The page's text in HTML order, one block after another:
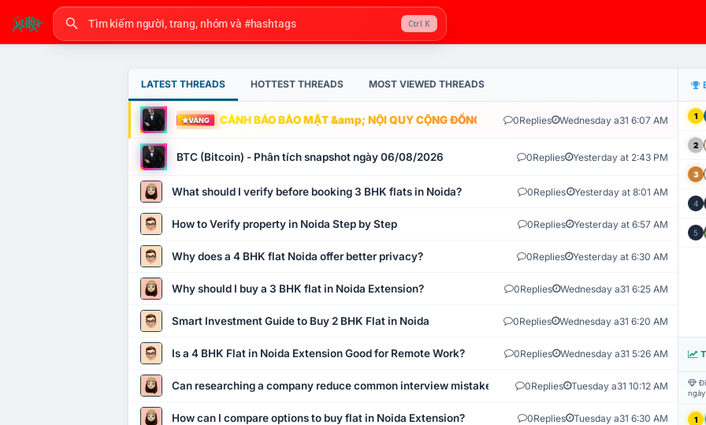
Ctrl K
LATEST THREADS HOTTEST THREADS MOST VIEWED THREADS
VÀNG CẢNH BÁO BẢO MẬT &amp; NỘI QUY CỘNG ĐỒNG VLIKE.VN: HỆ THỐNG GIÁM SÁT TỰ
0Replies Wednesday a31 6:07 AM
BTC (Bitcoin) - Phân tích snapshot ngày 06/08/2026 0Replies Yesterday at 2:43 PM
What should I verify before booking 3 BHK flats in Noida? 0Replies Yesterday at 8:01 AM
How to Verify property in Noida Step by Step 0Replies Yesterday at 6:57 AM
Why does a 4 BHK flat Noida offer better privacy? 0Replies Yesterday at 6:30 AM
Why should I buy a 3 BHK flat in Noida Extension? 0Replies Wednesday a31 6:25 AM
Smart Investment Guide to Buy 2 BHK Flat in Noida 0Replies Wednesday a31 6:20 AM
Is a 4 BHK Flat in Noida Extension Good for Remote Work? 0Replies Wednesday a31 5:26 AM
Can researching a company reduce common interview mistakes? 0Replies Tuesday a31 10:12 AM
How can I compare options to buy flat in Noida Extension? 0Replies Tuesday a31 6:30 AM
1
2
3
4
5
1